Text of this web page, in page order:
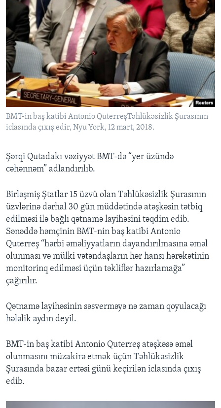
BMT-in baş katibi Antonio QuterreşTəhlükəsizlik Şurasının
iclasında çıxış edir, Nyu York, 12 mart, 2018.
Şərqi Qutadakı vəziyyət BMT-də “yer üzündə
cəhənnəm” adlandırılıb.
Birləşmiş Ştatlar 15 üzvü olan Təhlükəsizlik Şurasının
üzvlərinə dərhal 30 gün müddətində atəşkəsin tətbiq
edilməsi ilə bağlı qətnamə layihəsini təqdim edib.
Sənəddə həmçinin BMT-nin baş katibi Antonio
Quterreş “hərbi əməliyyatların dayandırılmasına əməl
olunması və mülki vətəndaşların hər hansı hərəkətinin
monitorinq edilməsi üçün təkliflər hazırlamağa”
çağırılır.
Qətnamə layihəsinin səsverməyə nə zaman qoyulacağı
hələlik aydın deyil.
BMT-in baş katibi Antonio Quterreş atəşkəsə əməl
olunmasını müzakirə etmək üçün Təhlükəsizlik
Şurasında bazar ertəsi günü keçirilən iclasında çıxış
edib.